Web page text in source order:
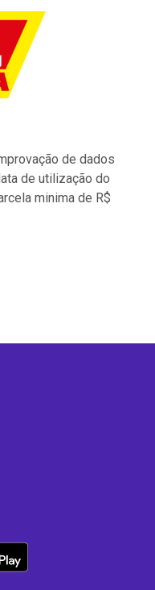
de dados
de utilização do
minima de R$